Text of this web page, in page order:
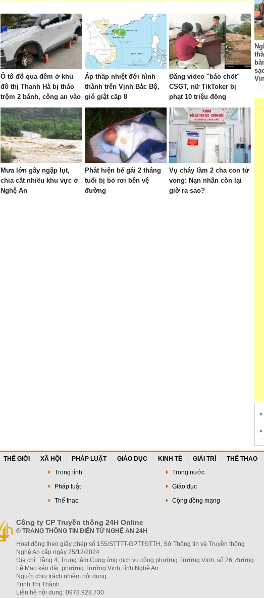
Ô tô đỗ qua đêm ở khu
đô thị Thanh Hà bị tháo
trộm 2 bánh, công an vào
cuộc
Áp thấp nhiệt đới hình
thành trên Vịnh Bắc Bộ,
gió giật cấp 8
Đăng video "báo chốt"
CSGT, nữ TikToker bị
phạt 10 triệu đồng
Mưa lớn gây ngập lụt,
chia cắt nhiều khu vực ở
Nghệ An
Phát hiện bé gái 2 tháng
tuổi bị bỏ rơi bên vệ
đường
Vụ cháy làm 2 cha con tử
vong: Nạn nhân còn lại
giờ ra sao?
THẾ GIỚI XÃ HỘI PHÁP LUẬT GIÁO DỤC KINH TẾ GIẢI TRÍ THỂ THAO
Trong tỉnh Trong nước
Pháp luật Giáo dục
Thể thao Cộng đồng mạng
Công ty CP Truyền thông 24H Online
® TRANG THÔNG TIN ĐIỆN TỬ NGHỆ AN 24H
Hoạt động theo giấy phép số 155/STTTT-GPTTĐTTH, Sở Thông tin và Truyền thông
Nghệ An cấp ngày 25/12/2024
Địa chỉ: Tầng 4, Trung tâm Cung ứng dịch vụ công phường Trường Vinh, số 26, đường
Lê Mao kéo dài, phường Trường Vinh, tỉnh Nghệ An
Người chịu trách nhiệm nội dung:
Trịnh Thị Thành
Liên hệ nội dung: 0978.928.730